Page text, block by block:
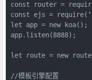
const router =
const ejs =
let app = new koa();
app.listen(8888);
let route = new
//模板引擎配置